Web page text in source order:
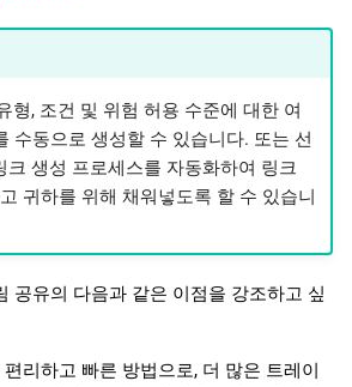
형, 조건 및 위험 허용 수준에 대한 여
수동으로 생성할 수 있습니다. 또는 선
크 생성 프로세스를 자동화하여 링크
귀하를 위해 채워넣도록 할 수 있습니
공유의 다음과 같은 이점을 강조하고 싶
리하고 빠른 방법으로, 더 많은 트레이